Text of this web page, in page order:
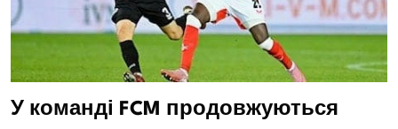
У команді FCM продовжуються